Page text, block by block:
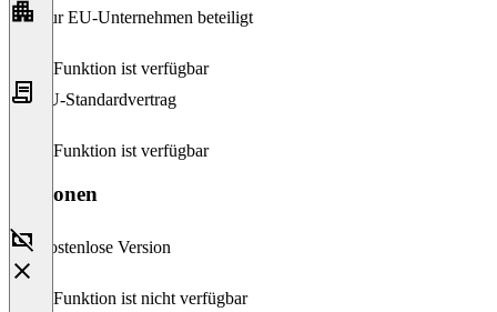
Nur EU-Unternehmen beteiligt
Diese Funktion ist verfügbar
EU-Standardvertrag
Diese Funktion ist verfügbar
Versionen
Kostenlose Version
Diese Funktion ist nicht verfügbar